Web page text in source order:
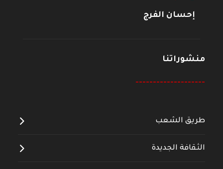
إحسان الفرج
منشوراتنا
--------------------
طريق الشعب
الثقافة الجديدة